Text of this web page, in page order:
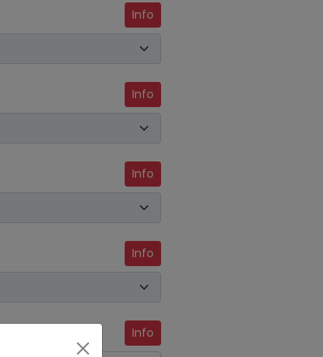
Info
Info
Info
Info
Info